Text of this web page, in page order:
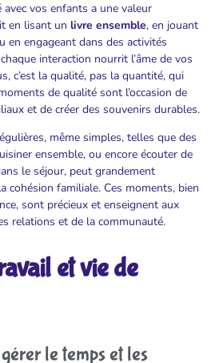
vos enfants a une valeur
en lisant un livre ensemble, en jouant
en engageant dans des activités
interaction nourrit l’âme de vos
c’est la qualité, pas la quantité, qui
de qualité sont l’occasion de
et de créer des souvenirs durables.
même simples, telles que des
ensemble, ou encore écouter de
le séjour, peut grandement
cohésion familiale. Ces moments, bien
sont précieux et enseignent aux
relations et de la communauté.
et vie de
le temps et les